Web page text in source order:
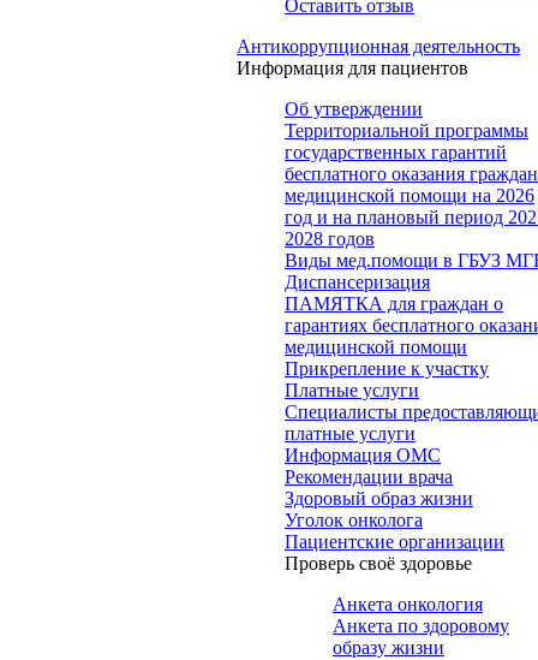
Оставить отзыв
Антикоррупционная деятельность
Информация для пациентов
Об утверждении
Территориальной программы
государственных гарантий
бесплатного оказания
медицинской помощи на 2026
год и на плановый период
2028 годов
Виды мед.помощи в ГБУЗ
Диспансеризация
ПАМЯТКА для граждан о
гарантиях бесплатного
медицинской помощи
Прикрепление к участку
Платные услуги
Специалисты
платные услуги
Информация ОМС
Рекомендации врача
Здоровый образ жизни
Уголок онколога
Пациентские организации
Проверь своё здоровье
Анкета онкология
Анкета по здоровому
образу жизни